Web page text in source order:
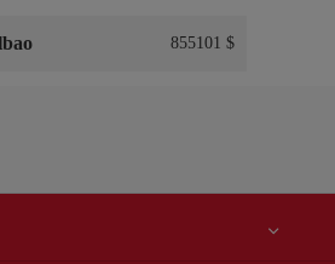
855101 $